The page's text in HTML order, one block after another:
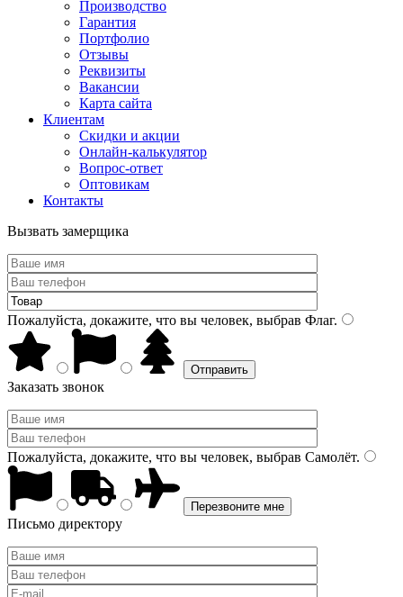
Производство
Гарантия
Портфолио
Отзывы
Реквизиты
Вакансии
Карта сайта
Клиентам
Скидки и акции
Онлайн-калькулятор
Вопрос-ответ
Оптовикам
Контакты
Вызвать замерщика
Пожалуйста, докажите, что вы человек, выбрав Флаг.
Заказать звонок
Пожалуйста, докажите, что вы человек, выбрав Самолёт.
Письмо директору